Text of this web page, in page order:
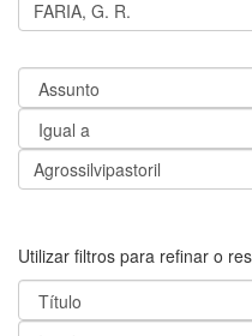
Utilizar filtros para refinar o